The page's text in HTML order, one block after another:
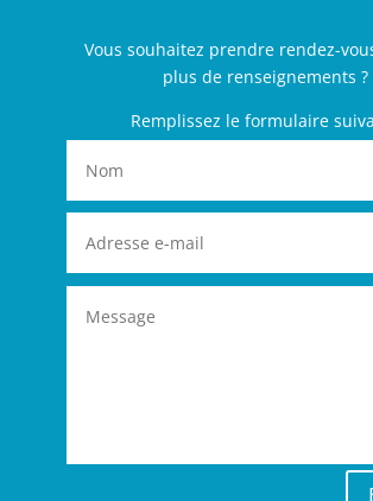
Vous souhaitez prendre rendez-
plus de renseignements ?
Remplissez le formulaire